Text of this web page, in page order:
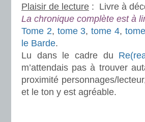
Plaisir de lecture : Livre à
La chronique complète est à
Tome 2, tome 3,tome 4,
le Barde.
Lu dans le cadre du
m’attendais pas à trouver
proximité personnages/
et le ton y est agréable.